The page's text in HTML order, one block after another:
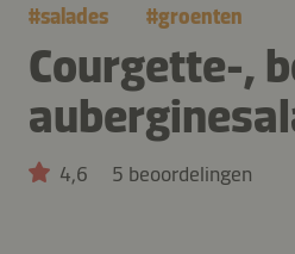
#salades #groenten
Courgette-,
4,6 5 beoordelingen